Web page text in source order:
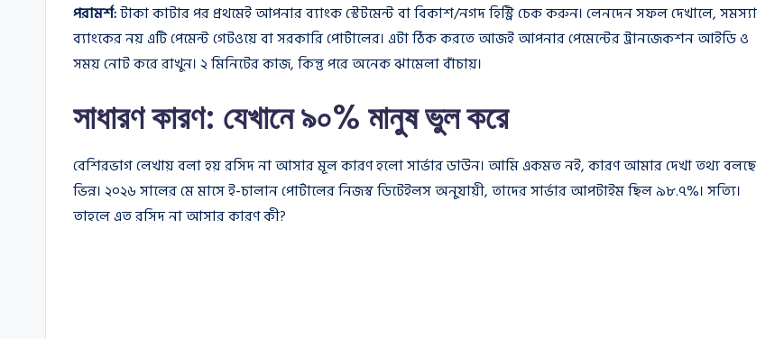
পরামর্শ:টাকা কাটার পর প্রথমেই আপনার ব্যাংক স্টেটমেন্ট বা বিকাশ/নগদ হিস্ট্রি চেক করুন। লেনদেন সফল দেখালে, সমস্যা
ব্যাংকের নয় এটি পেমেন্ট গেটওয়ে বা সরকারি পোর্টালের। এটা ঠিক করতে আজই আপনার পেমেন্টের ট্রানজেকশন আইডি ও
সময় নোট করে রাখুন। ২ মিনিটের কাজ, কিন্তু পরে অনেক ঝামেলা বাঁচায়।
সাধারণ কারণ: যেখানে ৯০% মানুষ ভুল করে
বেশিরভাগ লেখায় বলা হয় রসিদ না আসার মূল কারণ হলো সার্ভার ডাউন। আমি একমত নই, কারণ আমার দেখা তথ্য বলছে
ভিন্ন। ২০২৬ সালের মে মাসে ই-চালান পোর্টালের নিজস্ব ডিটেইলস অনুযায়ী, তাদের সার্ভার আপটাইম ছিল ৯৮.৭%। সত্যি।
তাহলে এত রসিদ না আসার কারণ কী?